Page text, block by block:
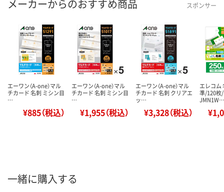
メーカーからのおすすめ商品 スポンサー
エーワン（A-one）マル
チカード 名刺 ミシン目
…
¥885（税込）
エーワン（A-one）マル
チカード 名刺 ミシン目
…
¥1,955（税込）
エーワン（A-one）マル
チカード 名刺 クリアエ
ッ…
¥3,328（税込）
エレコム
準/120枚
JMN1W…
一緒に購入する